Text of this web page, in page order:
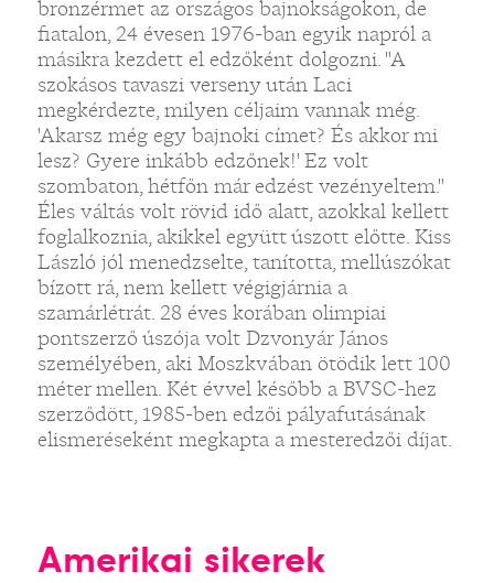
bronzérmet az országos bajnokságokon, de
fiatalon, 24 évesen 1976-ban egyik napról a
másikra kezdett el edzőként dolgozni. "A
szokásos tavaszi verseny után Laci
megkérdezte, milyen céljaim vannak még.
'Akarsz még egy bajnoki címet? És akkor mi
lesz? Gyere inkább edzőnek!' Ez volt
szombaton, hétfőn már edzést vezényeltem."
Éles váltás volt rövid idő alatt, azokkal kellett
foglalkoznia, akikkel együtt úszott előtte. Kiss
László jól menedzselte, tanította, mellúszókat
bízott rá, nem kellett végigjárnia a
szamárlétrát. 28 éves korában olimpiai
pontszerző úszója volt Dzvonyár János
személyében, aki Moszkvában ötödik lett 100
méter mellen. Két évvel később a BVSC-hez
szerződött, 1985-ben edzői pályafutásának
elismeréseként megkapta a mesteredzői díjat.
Amerikai sikerek